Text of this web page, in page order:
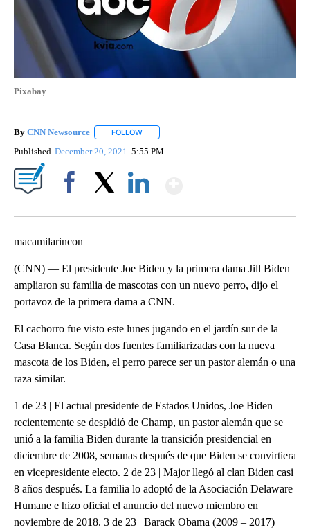
Pixabay
By CNN Newsource FOLLOW
Published December 20, 2021 5:55 PM
macamilarincon
(CNN) — El presidente Joe Biden y la primera dama Jill Biden
ampliaron su familia de mascotas con un nuevo perro, dijo el
portavoz de la primera dama a CNN.
El cachorro fue visto este lunes jugando en el jardín sur de la
Casa Blanca. Según dos fuentes familiarizadas con la nueva
mascota de los Biden, el perro parece ser un pastor alemán o una
raza similar.
1 de 23 | El actual presidente de Estados Unidos, Joe Biden
recientemente se despidió de Champ, un pastor alemán que se
unió a la familia Biden durante la transición presidencial en
diciembre de 2008, semanas después de que Biden se convirtiera
en vicepresidente electo. 2 de 23 | Major llegó al clan Biden casi
8 años después. La familia lo adoptó de la Asociación Delaware
Humane e hizo oficial el anuncio del nuevo miembro en
noviembre de 2018. 3 de 23 | Barack Obama (2009 – 2017)